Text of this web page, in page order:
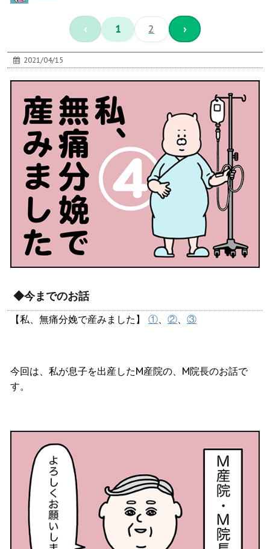
‹ 1 2 ›
2021/04/15
◆今までのお話
【私、無痛分娩で産みました】 ① ② ③
今回は、私が息子を出産したM産院の、M院長のお話で
す。